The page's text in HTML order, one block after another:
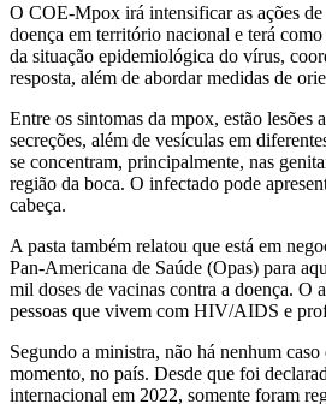
O COE-Mpox irá intensificar as ações
doença em território nacional e terá
da situação epidemiológica do vírus,
resposta, além de abordar medidas de
Entre os sintomas da mpox, estão lesões
secreções, além de vesículas em
se concentram, principalmente, nas
região da boca. O infectado pode
cabeça.
A pasta também relatou que está em
Pan-Americana de Saúde (Opas) para
mil doses de vacinas contra a doença. O
pessoas que vivem com HIV/AIDS e
Segundo a ministra, não há nenhum
momento, no país. Desde que foi
internacional em 2022, somente foram